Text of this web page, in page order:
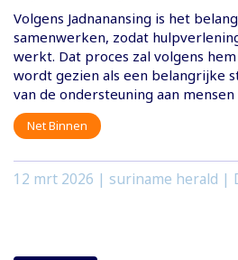
Volgens Jadnanansing is het
samenwerken, zodat
werkt. Dat proces zal volgens
wordt gezien als een belangrijke
van de ondersteuning aan mensen
Net Binnen
12 mrt 2026 | suriname herald |